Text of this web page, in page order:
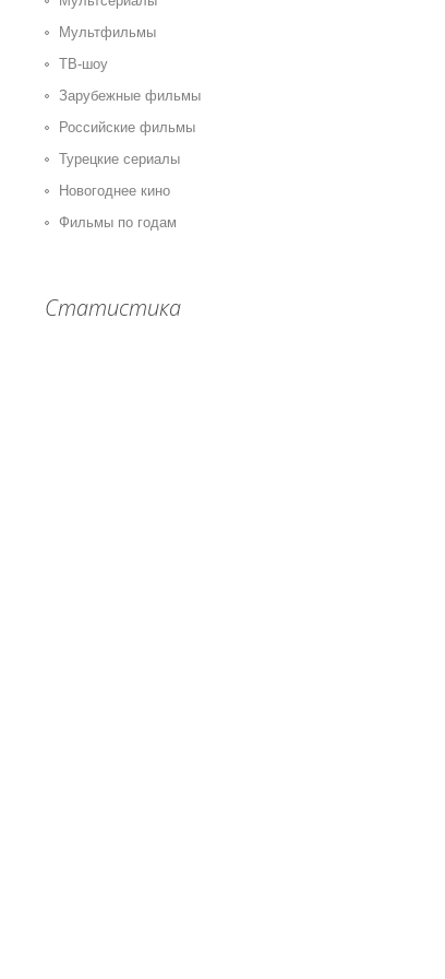
Мультфильмы
ТВ-шоу
Зарубежные фильмы
Российские фильмы
Турецкие сериалы
Новогоднее кино
Фильмы по годам
Статистика